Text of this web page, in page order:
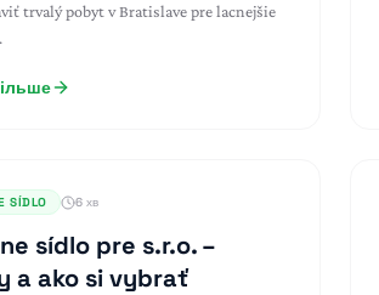
trvalý pobyt v Bratislave pre lacnejšie
SÍDLO 6 хв
sídlo pre s.r.o. –
a ako si vybrať